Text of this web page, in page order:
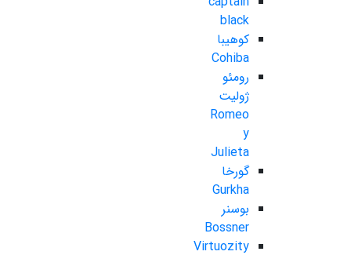
black
کوهیبا
Cohiba
رومئو
ژولیت
Romeo
y
Julieta
گورخا
Gurkha
بوسنر
Bossner
Virtuozity